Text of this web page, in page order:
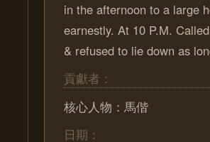
in the afternoon to a large
earnestly. At 10 P.M.
& refused to lie down as
貢獻者：
核心人物：馬偕
日期：